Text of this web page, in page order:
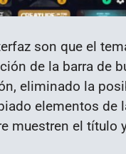
son que el
de la barra de
eliminado la
elementos de
muestren el